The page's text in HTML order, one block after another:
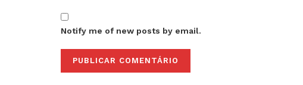
Notify me of new posts by email.